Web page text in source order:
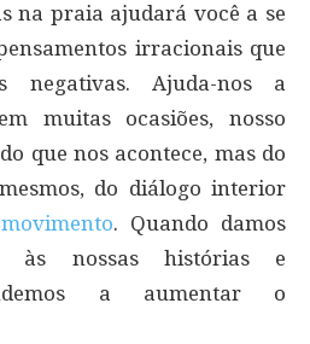
na praia ajudará você a se
irracionais que
negativas. Ajuda-nos a
muitas ocasiões, nosso
que nos acontece, mas do
do diálogo interior
movimento. Quando damos
às nossas histórias e
a aumentar o